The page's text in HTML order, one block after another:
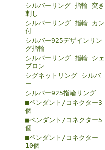
シルバーリング 指輪 突き
刺し
シルバーリング 指輪 カン
付
シルバー925デザインリン
グ指輪
シルバーリング 指輪 シェ
ブロン
シグネットリング シルバ
ー
シルバー925指輪リング
■ペンダント/コネクター3
個
■ペンダント/コネクター5
個
■ペンダント/コネクター
10個